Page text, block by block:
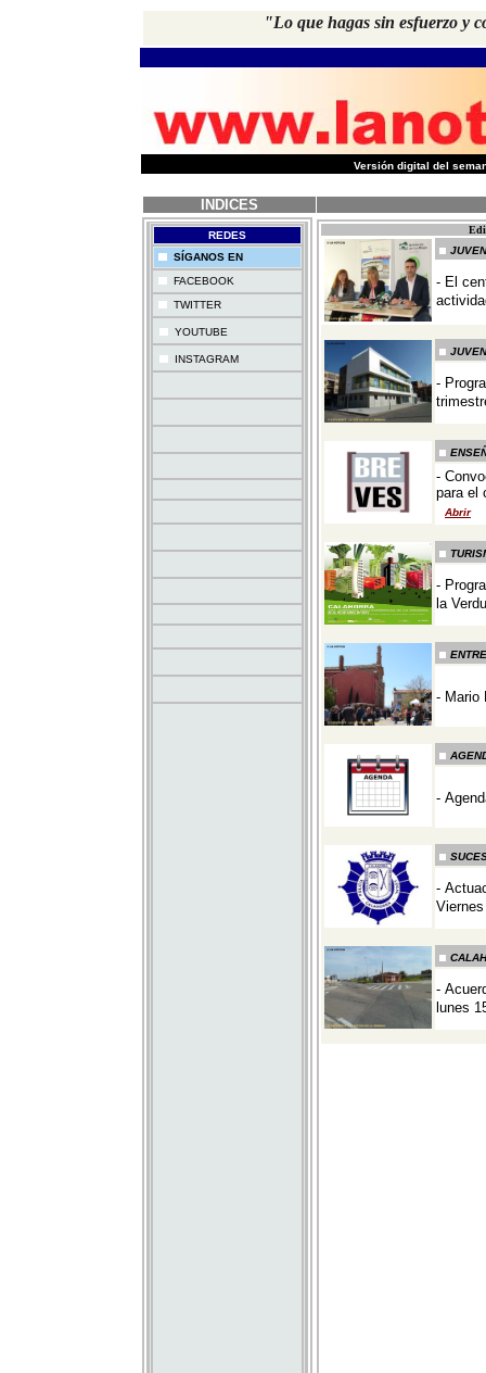
"Lo que hagas sin esfuerzo y
Versión digital del
INDICES